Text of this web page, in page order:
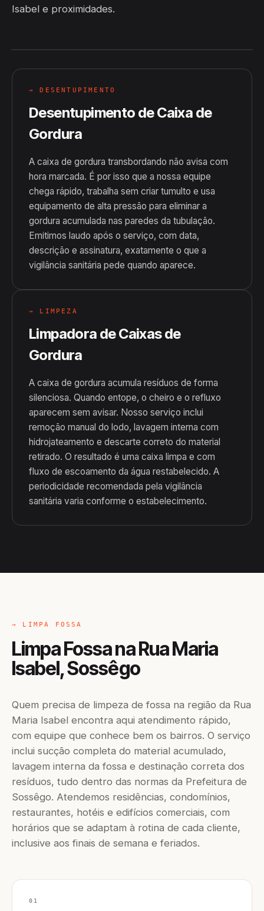
Isabel e proximidades.
→ DESENTUPIMENTO
Desentupimento de Caixa de
Gordura
A caixa de gordura transbordando não avisa com
hora marcada. É por isso que a nossa equipe
chega rápido, trabalha sem criar tumulto e usa
equipamento de alta pressão para eliminar a
gordura acumulada nas paredes da tubulação.
Emitimos laudo após o serviço, com data,
descrição e assinatura, exatamente o que a
vigilância sanitária pede quando aparece.
→ LIMPEZA
Limpadora de Caixas de
Gordura
A caixa de gordura acumula resíduos de forma
silenciosa. Quando entope, o cheiro e o refluxo
aparecem sem avisar. Nosso serviço inclui
remoção manual do lodo, lavagem interna com
hidrojateamento e descarte correto do material
retirado. O resultado é uma caixa limpa e com
fluxo de escoamento da água restabelecido. A
periodicidade recomendada pela vigilância
sanitária varia conforme o estabelecimento.
→ LIMPA FOSSA
Limpa Fossa na Rua Maria
Isabel, Sossêgo
Quem precisa de limpeza de fossa na região da Rua
Maria Isabel encontra aqui atendimento rápido,
com equipe que conhece bem os bairros. O serviço
inclui sucção completa do material acumulado,
lavagem interna da fossa e destinação correta dos
resíduos, tudo dentro das normas da Prefeitura de
Sossêgo. Atendemos residências, condomínios,
restaurantes, hotéis e edifícios comerciais, com
horários que se adaptam à rotina de cada cliente,
inclusive aos finais de semana e feriados.
01